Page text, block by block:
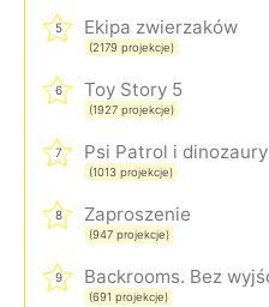
5 Ekipa zwierzaków
(2179 projekcje)
6 Toy Story 5
(1927 projekcje)
7 Psi Patrol i dinozaury
(1013 projekcje)
8 Zaproszenie
(947 projekcje)
9
(691 projekcje)